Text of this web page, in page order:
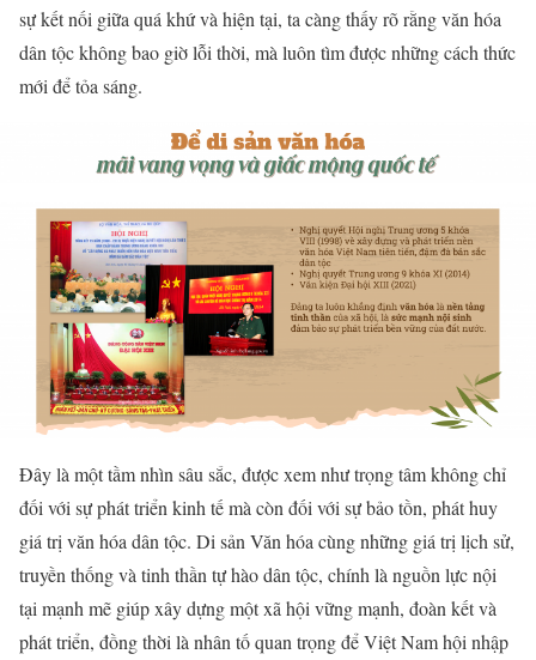
sự kết nối giữa quá khứ và hiện tại, ta càng thấy rõ rằng văn hóa
dân tộc không bao giờ lỗi thời, mà luôn tìm được những cách thức
mới để tỏa sáng.
Đây là một tầm nhìn sâu sắc, được xem như trọng tâm không chỉ
đối với sự phát triển kinh tế mà còn đối với sự bảo tồn, phát huy
giá trị văn hóa dân tộc. Di sản Văn hóa cùng những giá trị lịch sử,
truyền thống và tinh thần tự hào dân tộc, chính là nguồn lực nội
tại mạnh mẽ giúp xây dựng một xã hội vững mạnh, đoàn kết và
phát triển, đồng thời là nhân tố quan trọng để Việt Nam hội nhập